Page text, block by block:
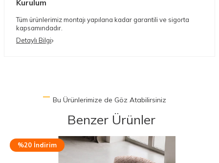
Kurulum
Tüm ürünlerimiz montajı yapılana kadar garantili ve sigorta
kapsamındadır.
Detaylı Bilgi
Bu Ürünlerimize de Göz Atabilirsiniz
Benzer Ürünler
%20 İndirim